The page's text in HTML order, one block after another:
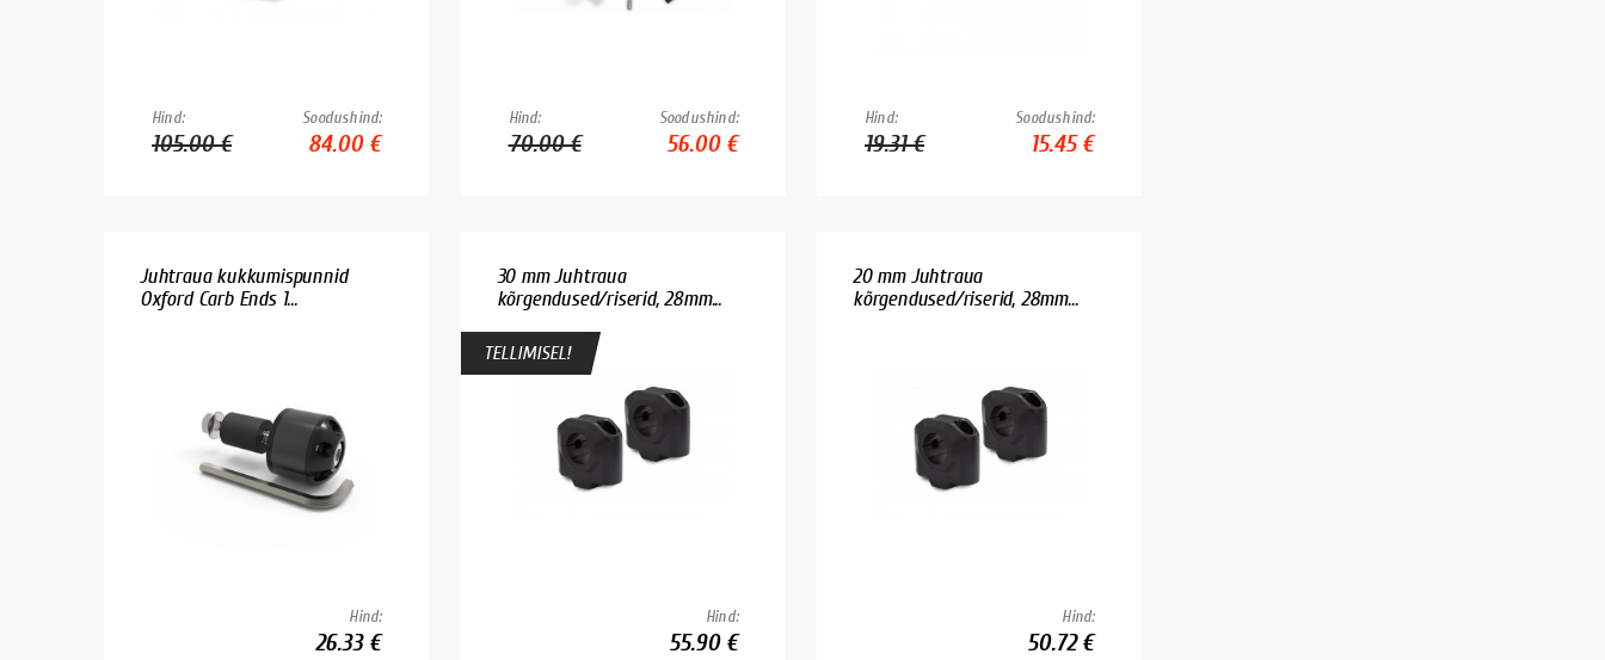
Hind:
105.00 €
Soodushind:
84.00 €
Hind:
70.00 €
Soodushind:
56.00 €
Hind:
19.31 €
Soodushind:
15.45 €
Juhtraua kukkumispunnid
Oxford Carb Ends 1...
Hind:
26.33 €
30 mm Juhtraua
kõrgendused/riserid, 28mm...
TELLIMISEL!
Hind:
55.90 €
20 mm Juhtraua
kõrgendused/riserid, 28mm...
Hind:
50.72 €